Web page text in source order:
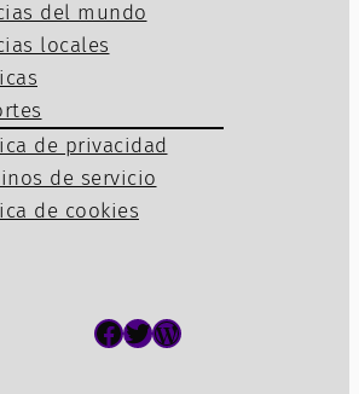
del mundo
locales
de privacidad
de servicio
de cookies
Facebook Twitter WordPress